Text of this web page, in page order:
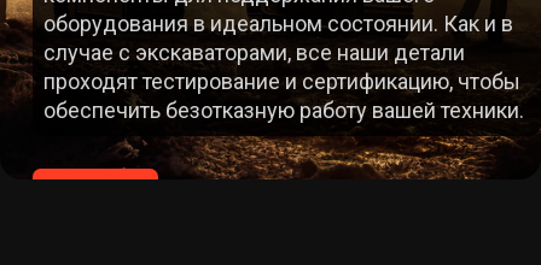
О НАС
О НАС